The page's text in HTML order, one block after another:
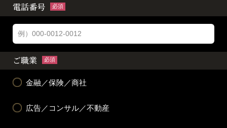
電話番号 必須
ご職業 必須
金融／保険／商社
広告／コンサル／不動産